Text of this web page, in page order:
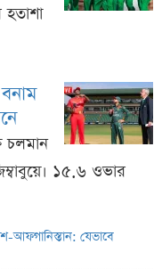
হতাশা
চলমান
১৫.৬ ওভার
আফগানিস্তান: যেভাবে